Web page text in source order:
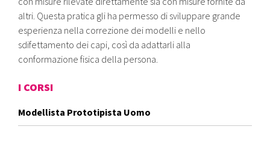
altri. Questa pratica gli ha permesso di sviluppare grande
esperienza nella correzione dei modelli e nello
sdifettamento dei capi, così da adattarli alla
conformazione fisica della persona.
I CORSI
Modellista Prototipista Uomo